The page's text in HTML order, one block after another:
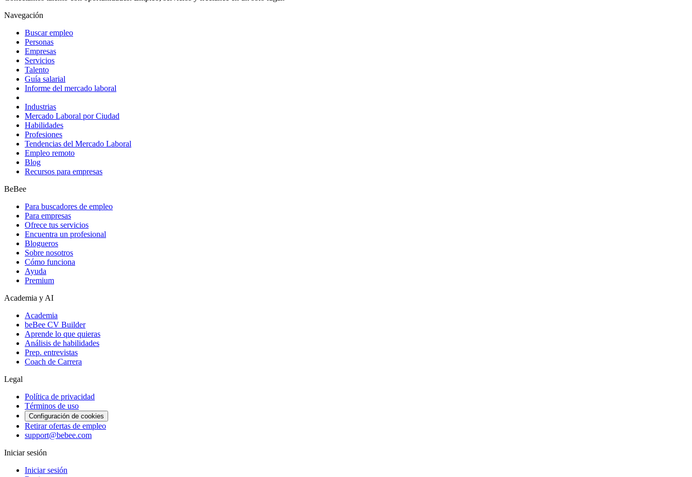
Navegación
Buscar empleo
Personas
Empresas
Servicios
Talento
Guía salarial
Informe del mercado laboral
Industrias
Mercado Laboral por Ciudad
Habilidades
Profesiones
Tendencias del Mercado Laboral
Empleo remoto
Blog
Recursos para empresas
BeBee
Para buscadores de empleo
Para empresas
Ofrece tus servicios
Encuentra un profesional
Blogueros
Sobre nosotros
Cómo funciona
Ayuda
Premium
Academia y AI
Academia
beBee CV Builder
Aprende lo que quieras
Análisis de habilidades
Prep. entrevistas
Coach de Carrera
Legal
Política de privacidad
Términos de uso
Configuración de cookies
Retirar ofertas de empleo
support@bebee.com
Iniciar sesión
Iniciar sesión